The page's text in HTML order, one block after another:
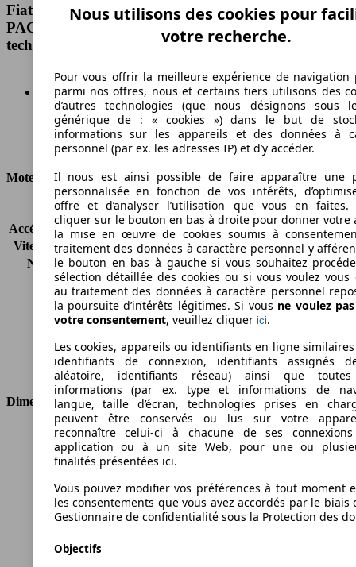
Fiat DOBLO CARGO FT 1.6 MULTIJET 120
PACK PROFESSIONAL NAV Spécifications
techniques
Diesel
Carburant
Moteur et Puissance
KW (CH)
88 kW (120 PS)
Accélération (0-100 km/h) -
Vitesse maximale (km/h) -
Nombre de vitesses
6
Couple
-
Cylindrée
1598 ccm
Carburant
Diesel
Transmission
Boîte manuelle
Type de traction
Traction avant
Dimensions
Longueur
4406 mm
Hauteur
1845 mm
Largeur
Empattement
2755 mm
Poids maximum
2100 kg
Charge maximale
-
Sièges
Nous utilisons des cookies pour
votre recherche.
Pour vous offrir la meilleure expérience de navigation
parmi nos offres, nous et certains tiers utilisons des
d’autres technologies (que nous désignons sous
générique de : « cookies ») dans le but de
informations sur les appareils et des données à
personnel (par ex. les adresses IP) et d’y accéder.
Il nous est ainsi possible de faire apparaître une
personnalisée en fonction de vos intérêts,
offre et d’analyser l’utilisation que vous en faites.
cliquer sur le bouton en bas à droite pour donner votre
la mise en œuvre de cookies soumis à
traitement des données à caractère personnel y
le bouton en bas à gauche si vous souhaitez
sélection détaillée des cookies ou si vous voulez vous
au traitement des données à caractère personnel
la poursuite d’intérêts légitimes. Si vous ne voulez
votre consentement, veuillez cliquer ici.
Les cookies, appareils ou identifiants en ligne
identifiants de connexion, identifiants assignés
aléatoire, identifiants réseau) ainsi que
informations (par ex. type et informations de
langue, taille d’écran, technologies prises en
peuvent être conservés ou lus sur votre
reconnaître celui-ci à chacune de ses
application ou à un site Web, pour une ou
finalités présentées ici.
Vous pouvez modifier vos préférences à tout moment
les consentements que vous avez accordés par le biais
Gestionnaire de confidentialité sous la Protection des
Objectifs